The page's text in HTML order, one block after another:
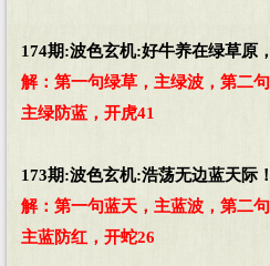
174期:波色玄机:好牛养在绿草原
解：第一句绿草，主绿波，第二
主绿防蓝，开虎41
173期:波色玄机:浩荡无边蓝天际
解：第一句蓝天，主蓝波，第二
主蓝防红，开蛇26